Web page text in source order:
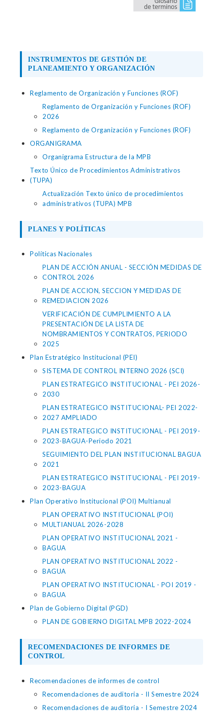
INSTRUMENTOS DE GESTIÓN DE
PLANEAMIENTO Y ORGANIZACIÓN
Reglamento de Organización y Funciones (ROF)
Reglamento de Organización y Funciones (ROF)
2026
Reglamento de Organización y Funciones (ROF)
ORGANIGRAMA
Organigrama Estructura de la MPB
Texto Único de Procedimientos Administrativos
(TUPA)
Actualización Texto único de procedimientos
administrativos (TUPA) MPB
PLANES Y POLÍTICAS
Políticas Nacionales
PLAN DE ACCIÓN ANUAL - SECCIÓN MEDIDAS DE
CONTROL 2026
PLAN DE ACCION, SECCION Y MEDIDAS DE
REMEDIACION 2026
VERIFICACIÓN DE CUMPLIMIENTO A LA
PRESENTACIÓN DE LA LISTA DE
NOMBRAMIENTOS Y CONTRATOS, PERIODO
2025
Plan Estratégico Institucional (PEI)
SISTEMA DE CONTROL INTERNO 2026 (SCI)
PLAN ESTRATEGICO INSTITUCIONAL - PEI 2026-
2030
PLAN ESTRATEGICO INSTITUCIONAL- PEI 2022-
2027 AMPLIADO
PLAN ESTRATEGICO INSTITUCIONAL - PEI 2019-
2023-BAGUA-Periodo 2021
SEGUIMIENTO DEL PLAN INSTITUCIONAL BAGUA
2021
PLAN ESTRATEGICO INSTITUCIONAL - PEI 2019-
2023-BAGUA
Plan Operativo Institucional (POI) Multianual
PLAN OPERATIVO INSTITUCIONAL (POI)
MULTIANUAL 2026-2028
PLAN OPERATIVO INSTITUCIONAL 2021 -
BAGUA
PLAN OPERATIVO INSTITUCIONAL 2022 -
BAGUA
PLAN OPERATIVO INSTITUCIONAL - POI 2019 -
BAGUA
Plan de Gobierno Digital (PGD)
PLAN DE GOBIERNO DIGITAL MPB 2022-2024
RECOMENDACIONES DE INFORMES DE
CONTROL
Recomendaciones de informes de control
Recomendaciones de auditoria - II Semestre 2024
Recomendaciones de auditoria - I Semestre 2024